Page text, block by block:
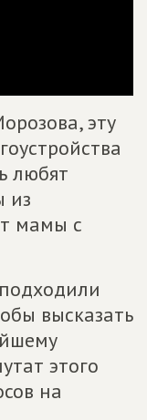
эту
любят
из
мамы с
высказать
этого
на